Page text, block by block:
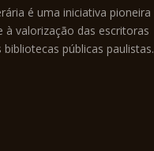
é uma iniciativa pioneira
valorização das escritoras
públicas paulistas.